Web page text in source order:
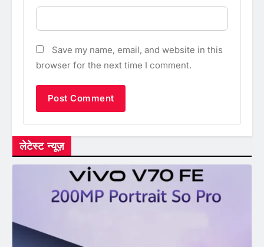
Save my name, email, and website in this
browser for the next time I comment.
लेटेस्ट न्यूज़